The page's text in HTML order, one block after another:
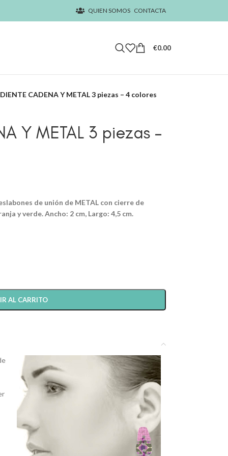
QUIEN SOMOS CONTACTA
€0.00
CADENA Y METAL 3 piezas – 4 colores
Y METAL 3 piezas –
de unión de METAL con cierre de
y verde. Ancho: 2 cm, Largo: 4,5 cm.
AL CARRITO